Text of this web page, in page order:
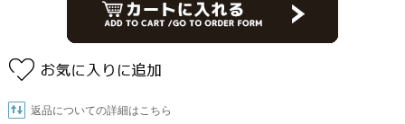
返品についての詳細はこちら